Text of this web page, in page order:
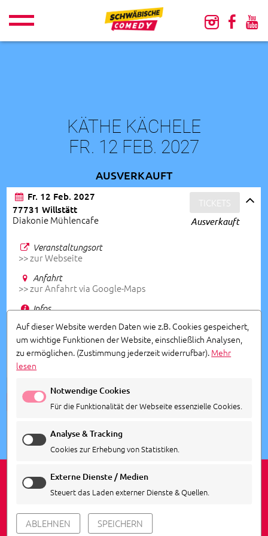
KÄTHE KÄCHELE
FR. 12 FEB. 2027
AUSVERKAUFT
Fr. 12 Feb. 2027
77731 Willstätt
Diakonie Mühlencafe Ausverkauft
TICKETS
Veranstaltungsort
>> zur Webseite
Anfahrt
>> zur Anfahrt via Google-Maps
Infos
Plätze verfügbar!
- Veranstaler: Diakonie Mühlencafe
ALLE TERMINE ANSEHEN
IMPRESSUM DATENSCHUTZ
COOKIE EINSTELLUNGEN
Auf dieser Website werden Daten wie z.B. Cookies gespeichert,
um wichtige Funktionen der Website, einschließlich Analysen,
zu ermöglichen. (Zustimmung jederzeit widerrufbar). Mehr
lesen
Notwendige Cookies
Für die Funktionalität der Webseite essenzielle Cookies.
Analyse & Tracking
Cookies zur Erhebung von Statistiken.
Externe Dienste / Medien
Steuert das Laden externer Dienste & Quellen.
ABLEHNEN SPEICHERN